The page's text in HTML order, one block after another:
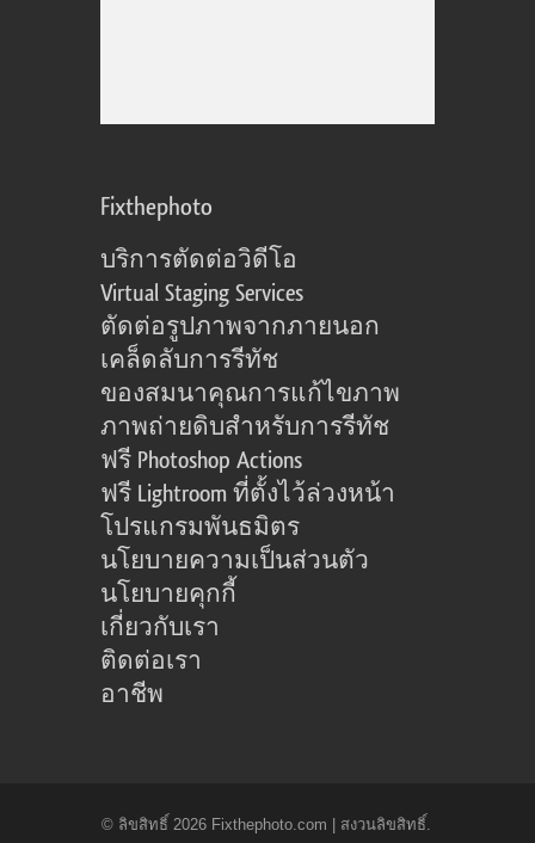
Fixthephoto
บริการตัดต่อวิดีโอ
Virtual Staging Services
ตัดต่อรูปภาพจากภายนอก
เคล็ดลับการรีทัช
ของสมนาคุณการแก้ไขภาพ
ภาพถ่ายดิบสำหรับการรีทัช
ฟรี Photoshop Actions
ฟรี Lightroom ที่ตั้งไว้ล่วงหน้า
โปรแกรมพันธมิตร
นโยบายความเป็นส่วนตัว
นโยบายคุกกี้
เกี่ยวกับเรา
ติดต่อเรา
อาชีพ
© ลิขสิทธิ์ 2026 Fixthephoto.com | สงวนลิขสิทธิ์.